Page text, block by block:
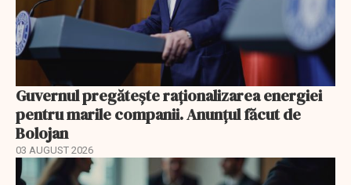
Guvernul pregătește raționalizarea energiei
pentru marile companii. Anunțul făcut de
Bolojan
03 AUGUST 2026